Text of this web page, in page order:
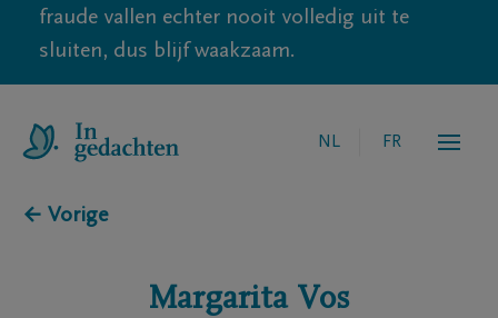
fraude vallen echter nooit volledig uit te
sluiten, dus blijf waakzaam.
NL FR
← Vorige
Margarita Vos